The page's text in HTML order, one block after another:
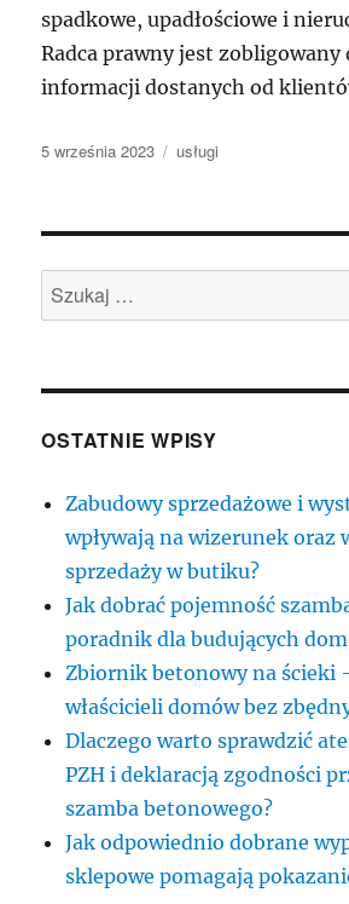
spadkowe, upadłościowe i
Radca prawny jest zobligowany
informacji dostanych od
Data
5 września 2023 Kategorie
usługi
Szukaj:
OSTATNIE WPISY
Zabudowy sprzedażowe i
wpływają na wizerunek oraz
sprzedaży w butiku?
Jak dobrać pojemność
poradnik dla budujących
Zbiornik betonowy na ścieki
właścicieli domów bez
Dlaczego warto sprawdzić
PZH i deklaracją zgodności
szamba betonowego?
Jak odpowiednio dobrane
sklepowe pomagają